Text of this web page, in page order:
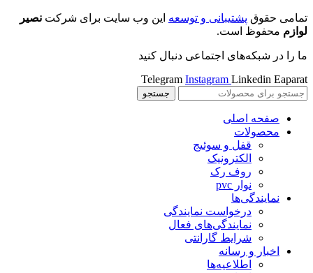
تمامی حقوق پشتیبانی و توسعه این وب سایت برای شرکت نصیر
لوازم محفوظ است.
ما را در شبکه‌های اجتماعی دنبال کنید
Telegram Instagram Linkedin Eaparat
جستجو
صفحه اصلی
محصولات
قفل و سوئیج
الکترونیک
روف رک
نوار pvc
نمایندگی‌ها
درخواست نمایندگی
نمایندگی‌های فعال
شرایط گارانتی
اخبار و رسانه
اطلاعیه‌ها